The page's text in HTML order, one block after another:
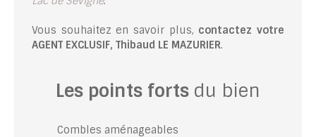
Vous souhaitez en savoir plus, contactez votre
AGENT EXCLUSIF, Thibaud LE MAZURIER.
Les points forts du bien
Combles aménageables